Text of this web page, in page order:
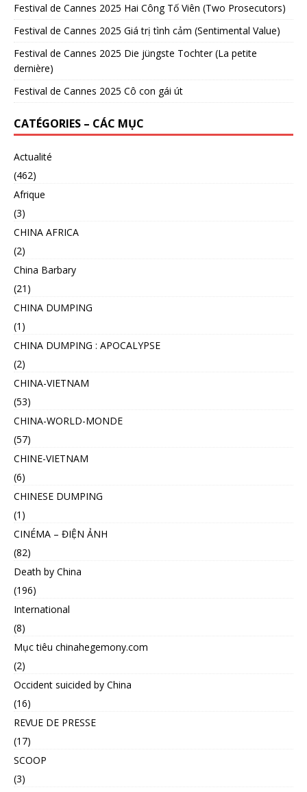
Festival de Cannes 2025 Hai Công Tố Viên (Two Prosecutors)
Festival de Cannes 2025 Giá trị tình cảm (Sentimental Value)
Festival de Cannes 2025 Die jüngste Tochter (La petite
dernière)
Festival de Cannes 2025 Cô con gái út
CATÉGORIES – CÁC MỤC
Actualité
(462)
Afrique
(3)
CHINA AFRICA
(2)
China Barbary
(21)
CHINA DUMPING
(1)
CHINA DUMPING : APOCALYPSE
(2)
CHINA-VIETNAM
(53)
CHINA-WORLD-MONDE
(57)
CHINE-VIETNAM
(6)
CHINESE DUMPING
(1)
CINÉMA – ĐIỆN ẢNH
(82)
Death by China
(196)
International
(8)
Mục tiêu chinahegemony.com
(2)
Occident suicided by China
(16)
REVUE DE PRESSE
(17)
SCOOP
(3)